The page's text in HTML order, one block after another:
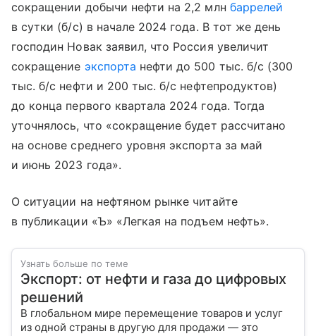
сокращении добычи нефти на 2,2 млн баррелей
в сутки (б/с) в начале 2024 года. В тот же день
господин Новак заявил, что Россия увеличит
сокращение экспорта нефти до 500 тыс. б/с (300
тыс. б/с нефти и 200 тыс. б/с нефтепродуктов)
до конца первого квартала 2024 года. Тогда
уточнялось, что «сокращение будет рассчитано
на основе среднего уровня экспорта за май
и июнь 2023 года».
О ситуации на нефтяном рынке читайте
в публикации «Ъ» «Легкая на подъем нефть».
Узнать больше по теме
Экспорт: от нефти и газа до цифровых
решений
В глобальном мире перемещение товаров и услуг
из одной страны в другую для продажи — это